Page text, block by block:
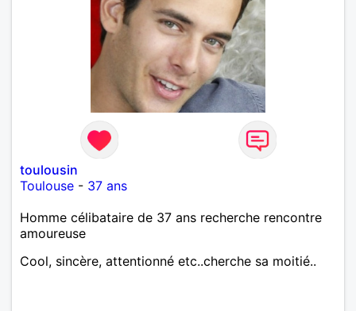
toulousin
Toulouse - 37 ans
Homme célibataire de 37 ans recherche rencontre
amoureuse
Cool, sincère, attentionné etc..cherche sa moitié..